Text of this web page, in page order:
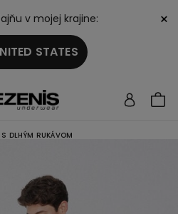
v mojej krajine:
STATES
×
DLHÝM RUKÁVOM